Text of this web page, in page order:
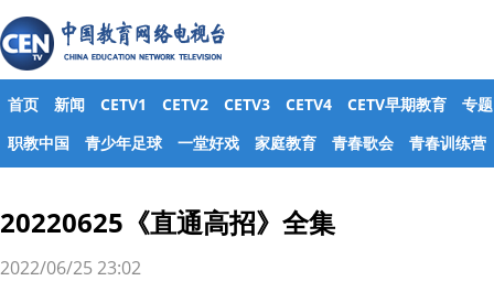
首页 新闻 CETV1 CETV2 CETV3 CETV4 CETV早期教育
专题
职教中国
青少年足球 一堂好戏 家庭教育 青春歌会 青春训练营
20220625《直通高招》全集
2022/06/25 23:02